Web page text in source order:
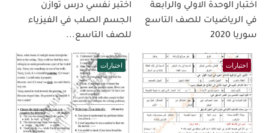
اختبار الوحدة الاولي والرابعة
في الرياضيات للصف التاسع
سوريا 2020
اختبر نفسي درس توازن
الجسم الصلب في الفيزياء
للصف التاسع...
اختبارات اختبارات